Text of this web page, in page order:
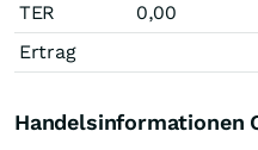
TER
0,00
Ertrag
Handelsinformationen